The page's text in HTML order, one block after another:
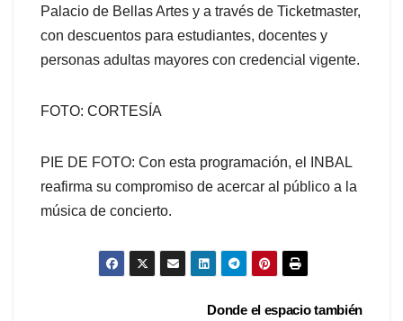
Palacio de Bellas Artes y a través de Ticketmaster,
con descuentos para estudiantes, docentes y
personas adultas mayores con credencial vigente.
FOTO: CORTESÍA
PIE DE FOTO: Con esta programación, el INBAL
reafirma su compromiso de acercar al público a la
música de concierto.
Donde el espacio también